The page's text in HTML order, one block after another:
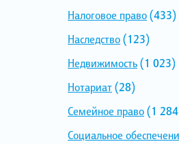
Налоговое право(433)
Наследство(123)
Недвижимость(1 023)
Нотариат(28)
Семейное право(1
Социальное